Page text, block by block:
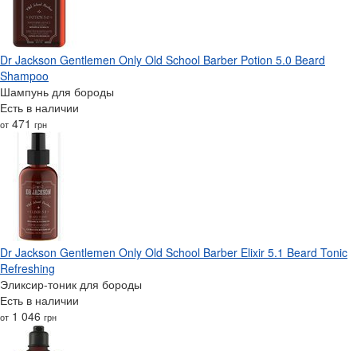
Dr Jackson Gentlemen Only Old School Barber Potion 5.0 Beard
Shampoo
Шампунь для бороды
Есть в наличии
от 471 грн
Dr Jackson Gentlemen Only Old School Barber Elixir 5.1 Beard Tonic
Refreshing
Эликсир-тоник для бороды
Есть в наличии
от 1 046 грн